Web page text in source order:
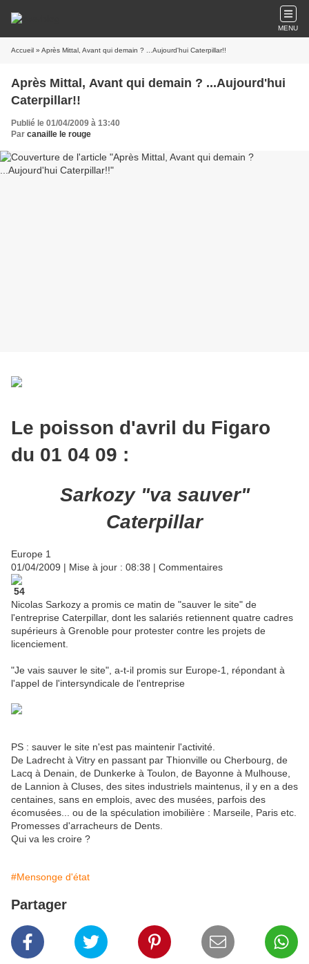
MENU
Accueil » Après Mittal, Avant qui demain ? ...Aujourd'hui Caterpillar!!
Après Mittal, Avant qui demain ? ...Aujourd'hui
Caterpillar!!
Publié le 01/04/2009 à 13:40
Par canaille le rouge
Le poisson d'avril du Figaro
du 01 04 09 :
Sarkozy "va sauver"
Caterpillar
Europe 1
01/04/2009 | Mise à jour : 08:38 | Commentaires
54
Nicolas Sarkozy a promis ce matin de "sauver le site" de
l'entreprise Caterpillar, dont les salariés retiennent quatre cadres
supérieurs à Grenoble pour protester contre les projets de
licenciement.
"Je vais sauver le site", a-t-il promis sur Europe-1, répondant à
l'appel de l'intersyndicale de l'entreprise
PS : sauver le site n'est pas maintenir l'activité.
De Ladrecht à Vitry en passant par Thionville ou Cherbourg, de
Lacq à Denain, de Dunkerke à Toulon, de Bayonne à Mulhouse,
de Lannion à Cluses, des sites industriels maintenus, il y en a des
centaines, sans en emplois, avec des musées, parfois des
écomusées... ou de la spéculation imobilière : Marseile, Paris etc.
Promesses d'arracheurs de Dents.
Qui va les croire ?
#Mensonge d'état
Partager